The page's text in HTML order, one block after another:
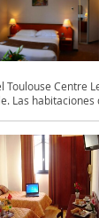
Toulouse Centre
Las habitaciones